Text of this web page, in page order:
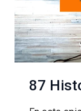
87